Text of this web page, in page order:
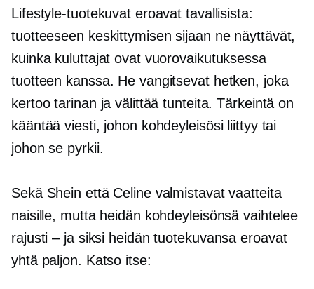
Lifestyle-tuotekuvat eroavat tavallisista:
tuotteeseen keskittymisen sijaan ne näyttävät,
kuinka kuluttajat ovat vuorovaikutuksessa
tuotteen kanssa. He vangitsevat hetken, joka
kertoo tarinan ja välittää tunteita. Tärkeintä on
kääntää viesti, johon kohdeyleisösi liittyy tai
johon se pyrkii.
Sekä Shein että Celine valmistavat vaatteita
naisille, mutta heidän kohdeyleisönsä vaihtelee
rajusti – jasiksi heidän tuotekuvansa eroavat
yhtä paljon. Katso itse: